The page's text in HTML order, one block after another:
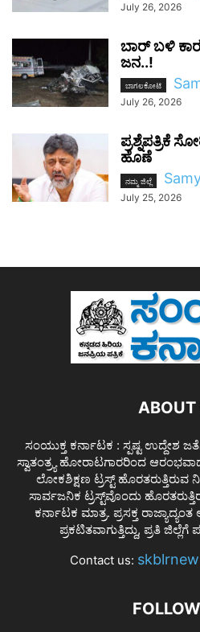
July 26, 2026
ಬಾರ್ ಬಳಿ
ಜನ..!
ಬಾಗಲಕೋಟೆ
July 26, 2026
ಪ್ರಶ್ನೆಪತ್ರಿಕೆ
ಹೊಣೆ
ನಮ್ಮ ಜಿಲ್ಲೆ
July 25, 2026
ABOUT
ಸಂಯುಕ್ತ ಕರ್ನಾಟಕ : ಸ್ಪಷ್ಟ
ಸ್ವಾತಂತ್ರ್ಯ ಹೋರಾಟಗಾರರಿಂದ
ಲೋಕಶಿಕ್ಷಣ ಟ್ರಸ್ಟ್ ಹೊರತರುತ್ತಿರುವ
ಸಾರ್ವಜನಿಕ ಟ್ರಸ್ಟ್‌ವೊಂದು
ಕರ್ನಾಟಕ ಮಾತ್ರ. ಪ್ರಸಕ್ತ
ಪ್ರಕಟಿತವಾಗುತ್ತಿದ್ದು, ಪ್ರತಿ
Contact us: